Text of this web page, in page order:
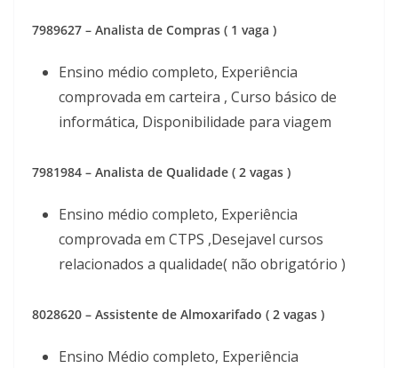
7989627 – Analista de Compras ( 1 vaga )
Ensino médio completo, Experiência
comprovada em carteira , Curso básico de
informática, Disponibilidade para viagem
7981984 – Analista de Qualidade ( 2 vagas )
Ensino médio completo, Experiência
comprovada em CTPS ,Desejavel cursos
relacionados a qualidade( não obrigatório )
8028620 – Assistente de Almoxarifado ( 2 vagas )
Ensino Médio completo, Experiência